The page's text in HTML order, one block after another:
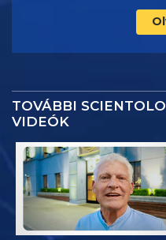
TOVÁBBI
VIDEÓK